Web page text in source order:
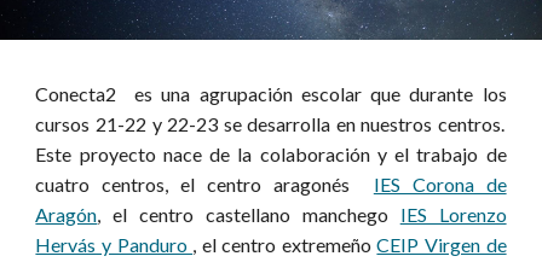
Conecta2 es una agrupación escolar que durante los
cursos 21-22 y 22-23 se desarrolla en nuestros centros.
Este proyecto nace de la colaboración y el trabajo de
cuatro centros, el centro aragonés IES Corona de
Aragón, el centro castellano manchego IES Lorenzo
Hervás y Panduro , el centro extremeñoCEIP Virgen de